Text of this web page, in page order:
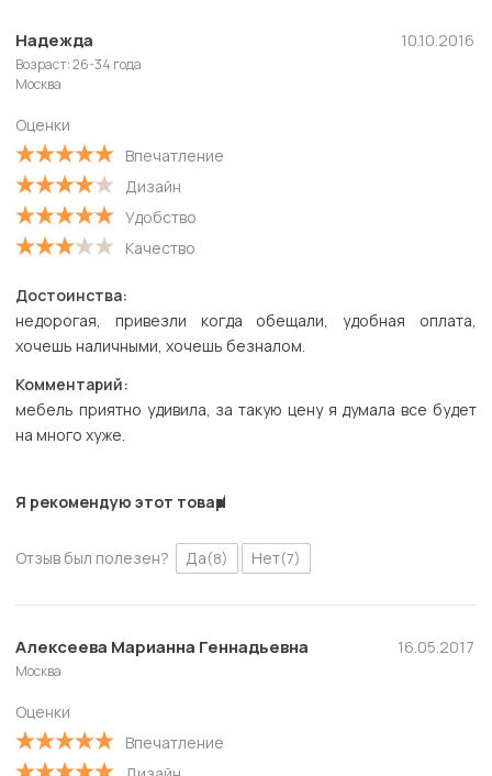
Надежда
Возраст: 26-34 года
Москва
Оценки
Впечатление
Дизайн
Удобство
Качество
10.10.2016
Достоинства:
недорогая, привезли когда обещали, удобная оплата,
хочешь наличными, хочешь безналом.
Комментарий:
мебель приятно удивила, за такую цену я думала все будет
на много хуже.
Я рекомендую этот товар
Отзыв был полезен? Да(8) Нет(7)
Алексеева Марианна Геннадьевна
Москва
Оценки
Впечатление
16.05.2017